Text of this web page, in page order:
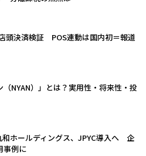
頭決済検証 POS連動は国内初＝報道
（NYAN）」とは？実用性・将来性・投
和ホールディングス、JPYC導入へ 企
事例に